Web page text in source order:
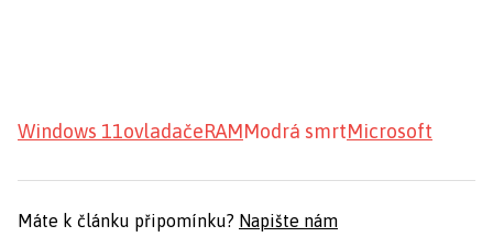
Windows 11ovladačeRAMModrá smrtMicrosoft
Máte k článku připomínku? Napište nám